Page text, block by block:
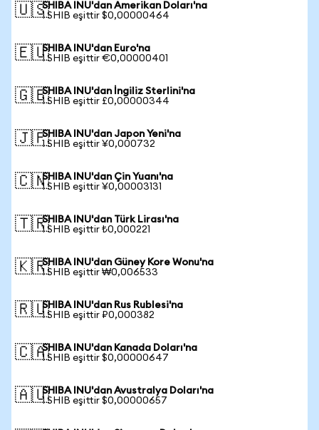
🇺🇸SHIBA INU'dan Amerikan Doları'na
1 SHIB eşittir $0,00000464
🇪🇺SHIBA INU'dan Euro'na
1 SHIB eşittir €0,00000401
🇬🇧SHIBA INU'dan İngiliz Sterlini'na
1 SHIB eşittir £0,00000344
🇯🇵SHIBA INU'dan Japon Yeni'na
1 SHIB eşittir ¥0,000732
🇨🇳SHIBA INU'dan Çin Yuanı'na
1 SHIB eşittir ¥0,00003131
🇹🇷SHIBA INU'dan Türk Lirası'na
1 SHIB eşittir ₺0,000221
🇰🇷SHIBA INU'dan Güney Kore Wonu'na
1 SHIB eşittir ₩0,006533
🇷🇺SHIBA INU'dan Rus Rublesi'na
1 SHIB eşittir ₽0,000382
🇨🇦SHIBA INU'dan Kanada Doları'na
1 SHIB eşittir $0,00000647
🇦🇺SHIBA INU'dan Avustralya Doları'na
1 SHIB eşittir $0,00000657